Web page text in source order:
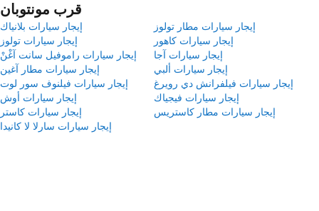
قرب مونتوبان
إيجار سيارات بلانياك
إيجار سيارات مطار تولوز
إيجار سيارات تولوز
إيجار سيارات كاهور
إيجار سيارات راموفيل سانت آغْنْ
إيجار سيارات آجا
إيجار سيارات مطار آغين
إيجار سيارات ألبي
إيجار سيارات فيلنوف سور لوت
إيجار سيارات فيلفرانش دي رويرغ
إيجار سيارات أوش
إيجار سيارات فيجياك
إيجار سيارات كاستر
إيجار سيارات مطار كاستريس
إيجار سيارات سارلا لا كانيدا